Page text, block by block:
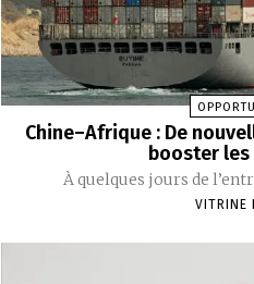
Chine–Afrique : De
booster les
À quelques jours de
VITRINE